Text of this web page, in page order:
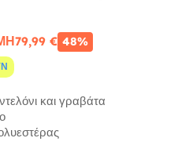
79,99 € 48%
και γραβάτα